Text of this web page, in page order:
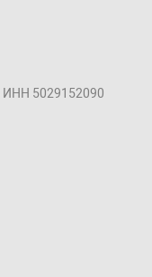
ИНН 5029152090